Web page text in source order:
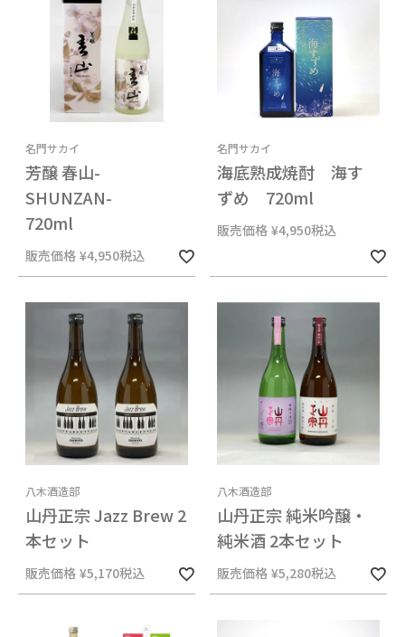
名門サカイ
芳醸 春山-
SHUNZAN-
720ml
販売価格 ¥4,950税込
名門サカイ
海底熟成焼酎 海す
ずめ 720ml
販売価格 ¥4,950税込
八木酒造部
山丹正宗 Jazz Brew 2
本セット
販売価格 ¥5,170税込
八木酒造部
山丹正宗 純米吟醸・
純米酒 2本セット
販売価格 ¥5,280税込